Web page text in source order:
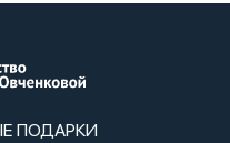
ПОДАРКИ